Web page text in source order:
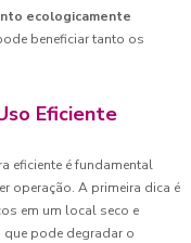
ecologicamente
beneficiar tanto os
Eficiente
eficiente é fundamental
operação. A primeira dica é
em um local seco e
pode degradar o